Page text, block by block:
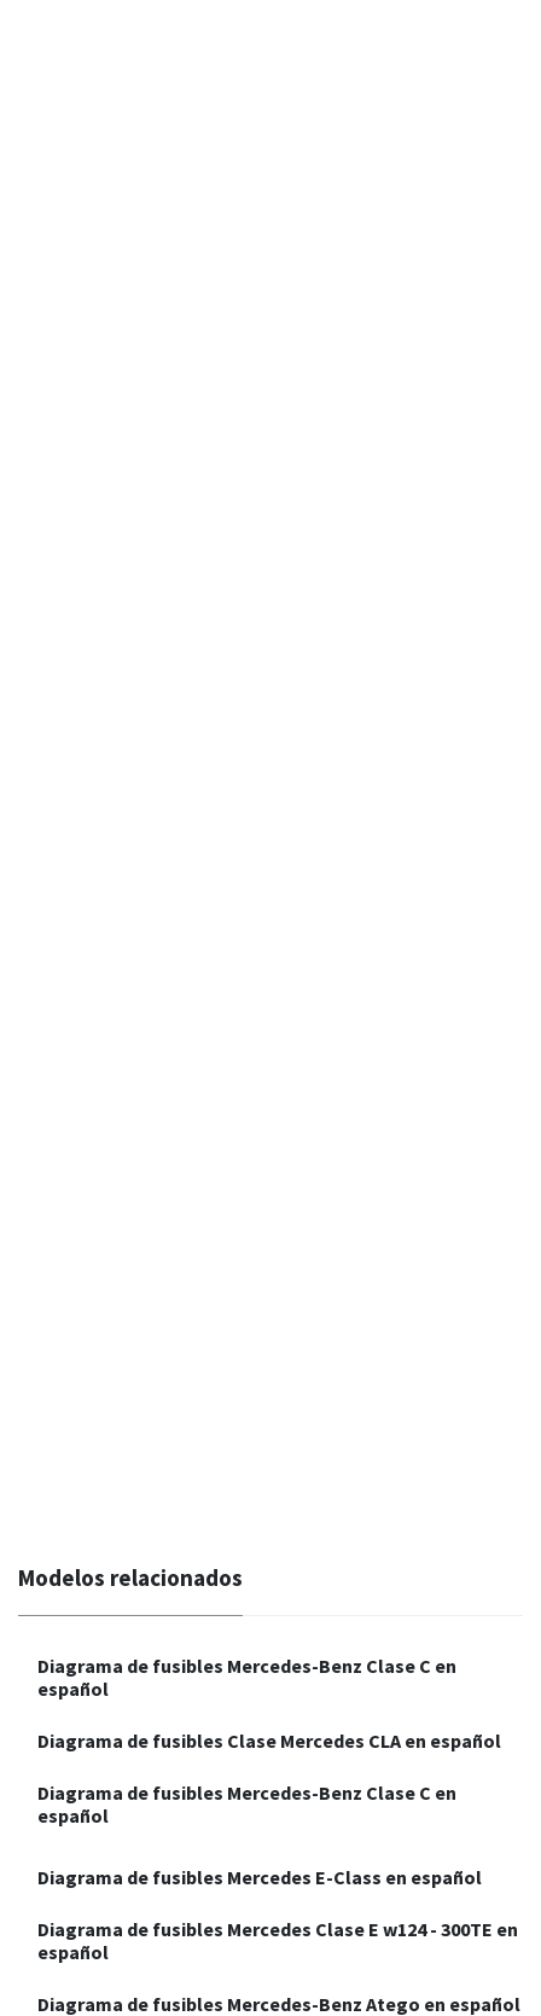
Modelos relacionados
Diagrama de fusibles Mercedes-Benz Clase C en
español
Diagrama de fusibles Clase Mercedes CLA en español
Diagrama de fusibles Mercedes-Benz Clase C en
español
Diagrama de fusibles Mercedes E-Class en español
Diagrama de fusibles Mercedes Clase E w124 - 300TE en
español
Diagrama de fusibles Mercedes-Benz Atego en español